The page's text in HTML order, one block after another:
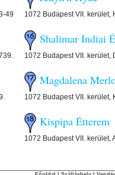
49 1072 Budapest VII. kerület,
Shalimar Indiai
1072 Budapest VII. kerület,
Magdalena
1072 Budapest VII. kerület,
Kispipa Étterem
1072 Budapest VII. kerület,